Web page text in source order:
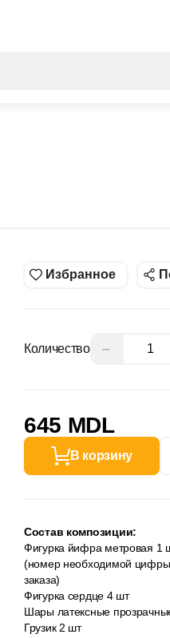
Избранное
Количество −
645 MDL
В корзину
Состав композиции:
Фигурка йифра метровая 1
(номер необходимой цифры
заказа)
Фигурка сердце 4 шт
Шары латексные
Грузик 2 шт